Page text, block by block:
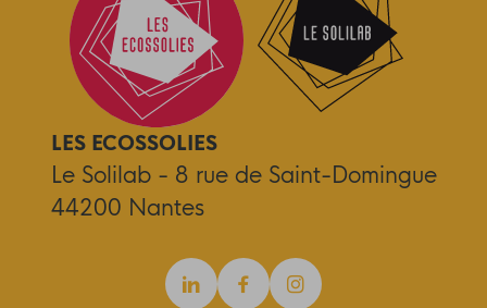
LES ECOSSOLIES
Le Solilab - 8 rue de Saint-Domingue
44200 Nantes
LinkedinFacebookInstagram